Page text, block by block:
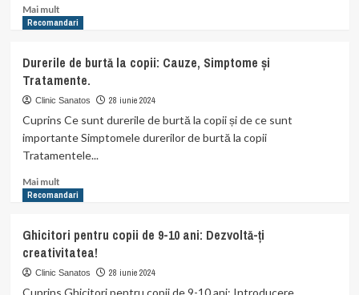
Copii
Mai multRead
more
cheia
sănătății
și
dezvoltării
Recomandari
Durerile de burtă la copii: Cauze, Simptome și
Tratamente.
Clinic Sanatos 28 iunie 2024
Cuprins Ce sunt durerile de burtă la copii și de ce sunt
importante Simptomele durerilor de burtă la copii
Tratamentele...
Mai multRead
more
de
burtă
la
copii:
Recomandari
Ghicitori pentru copii de 9-10 ani: Dezvoltă-ți
creativitatea!
Clinic Sanatos 28 iunie 2024
Cuprins Ghicitori pentru copii de 9-10 ani: Introducere